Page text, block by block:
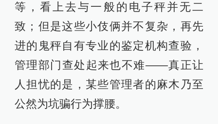
等，看上去与一般的电子秤并无二
致；但是这些小伎俩并不复杂，再先
进的鬼秤自有专业的鉴定机构查验，
管理部门查处起来也不难——真正让
人担忧的是，某些管理者的麻木乃至
公然为坑骗行为撑腰。